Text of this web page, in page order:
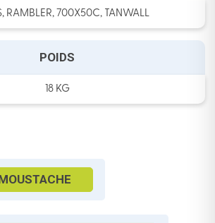
RAMBLER, 700X50C, TANWALL
POIDS
18 KG